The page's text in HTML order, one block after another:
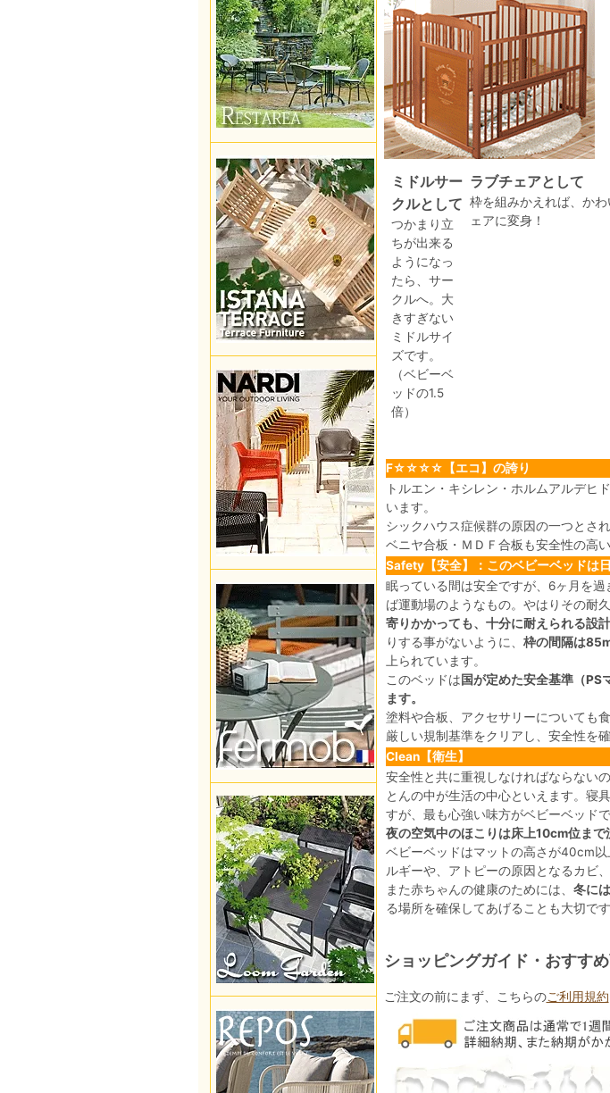
ミドルサー
クルとして
つかまり立
ちが出来る
ようになっ
たら、サー
クルへ。大
きすぎない
ミドルサイ
ズです。
（ベビーベ
ッドの1.5
倍）
ラブチェアとして
枠を組みかえれば、か
ェアに変身！
F☆☆☆☆【エコ】の誇り
トルエン・キシレン・ホルムアルデヒ
います。
シックハウス症候群の原因の一つとさ
ベニヤ合板・ＭＤＦ合板も安全性の高
Safety【安全】：このベビーベッドは
眠っている間は安全ですが、6ヶ月を
ば運動場のようなもの。やはりその耐
寄りかかっても、十分に耐えられる設計
りする事がないように、 枠の間隔は
上られています。
このベッドは国が定めた安全基準（PS
ます。
塗料や合板、アクセサリーについても
厳しい規制基準をクリアし、安全性を確
Clean【衛生】
安全性と共に重視しなければならない
とんの中が生活の中心といえます。寝
すが、最も心強い味方がベビーベッドで
夜の空気中のほこりは床上10cm位まで
ベビーベッドはマットの高さが40cm
ルギーや、アトピーの原因となるカビ
また赤ちゃんの健康のためには、 冬に
る場所を確保してあげることも大切です
ショッピングガイド・おすす
ご注文の前にまず、こちらのご利用規約